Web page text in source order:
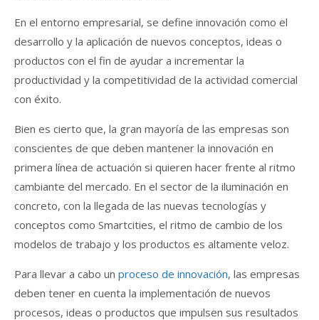
En el entorno empresarial, se define innovación como el
desarrollo y la aplicación de nuevos conceptos, ideas o
productos con el fin de ayudar a incrementar la
productividad y la competitividad de la actividad comercial
con éxito.
Bien es cierto que, la gran mayoría de las empresas son
conscientes de que deben mantener la innovación en
primera línea de actuación si quieren hacer frente al ritmo
cambiante del mercado. En el sector de la iluminación en
concreto, con la llegada de las nuevas tecnologías y
conceptos como Smartcities, el ritmo de cambio de los
modelos de trabajo y los productos es altamente veloz.
Para llevar a cabo un proceso de innovación, las empresas
deben tener en cuenta la implementación de nuevos
procesos, ideas o productos que impulsen sus resultados